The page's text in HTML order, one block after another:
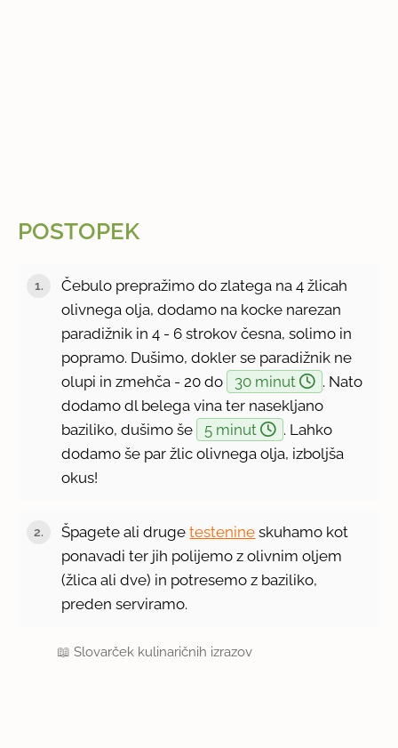
POSTOPEK
Čebulo prepražimo do zlatega na 4 žlicah
olivnega olja, dodamo na kocke narezan
paradižnik in 4 - 6 strokov česna, solimo in
popramo. Dušimo, dokler se paradižnik ne
olupi in zmehča - 20 do
30 minut
. Nato
dodamo dl belega vina ter nasekljano
baziliko, dušimo še
5 minut
. Lahko
dodamo še par žlic olivnega olja, izboljša
okus!
Špagete ali drugetestenine skuhamo kot
ponavadi ter jih polijemo z olivnim oljem
(žlica ali dve) in potresemo z baziliko,
preden serviramo.
📖Slovarček kulinaričnih izrazov